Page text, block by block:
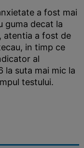
a fost mai
guma decat la
atentia a fost de
in timp ce
al
la suta mai mic la
testului.